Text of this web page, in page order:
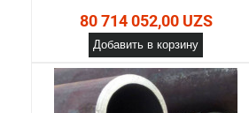
80 714 052,00 UZS
Добавить в корзину